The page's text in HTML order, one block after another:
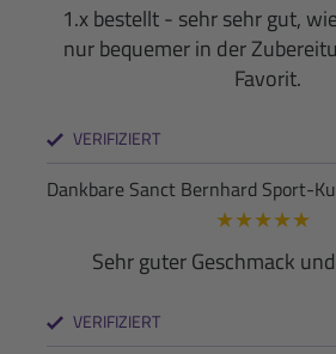
1.x bestellt - sehr sehr gut,
nur bequemer in der
Favorit.
VERIFIZIERT
Dankbare Sanct Bernhard Sport-
★★★★★
Sehr guter Geschmack
VERIFIZIERT